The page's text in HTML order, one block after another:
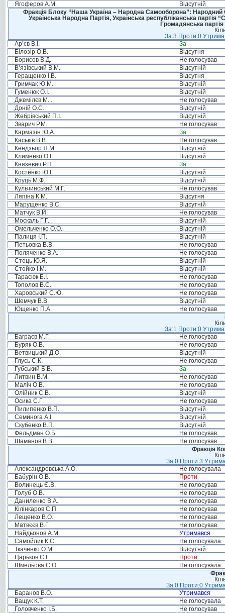
Ягоферов А.М.
Відсутній
Фракція Блоку “Наша Україна – Народна Самооборона”: Народний
Українська Народна Партія, Українська республіканська
Громадянська
За:3 Проти:0
Ар’єв В.І.
За
Білозір О.В.
Відсутня
Борисов В.Д.
Не голосував
В’язівський В.М.
Відсутній
Геращенко І.В.
Відсутня
Гримчак Ю.М.
Відсутній
Гуменюк О.І.
Відсутній
Джемілєв М. .
Не голосував
Доній О.С.
Відсутній
Жебрівський П.І.
Відсутній
Зварич Р.М.
Не голосував
Кармазін Ю.А.
За
Каськів В.В.
Не голосував
Кендзьор Я.М.
Відсутній
Клименко О.І.
Відсутній
Князевич Р.П.
За
Костенко Ю.І.
Відсутній
Круць М.Ф.
Відсутній
Кульчинський М.Г.
Не голосував
Ляпіна К.М.
Відсутня
Марущенко В.С.
Відсутній
Матчук В.Й.
Не голосував
Москаль Г.Г.
Відсутній
Омельченко О.О.
Відсутній
Палиця І.П.
Відсутній
Петьовка В.В.
Не голосував
Поляченко В.А.
Не голосував
Стець Ю.Я.
Відсутній
Стойко І.М.
Відсутній
Тарасюк Б.І.
Не голосував
Тополов В.С.
Не голосував
Харовський С.Ю.
Не голосував
Шемчук В.В.
Відсутній
Ющенко П.А.
Не голосував
За:1 Проти:0
Баграєв М.Г.
Не голосував
Буряк О.В.
Не голосував
Ветвицький Д.О.
Відсутній
Глусь С.К.
Не голосував
Губський Б.В.
За
Литвин В.М.
Не голосував
Маліч О.В.
Не голосував
Олійник С.В.
Відсутній
Осика С.Г.
Не голосував
Пилипенко В.П.
Відсутній
Семинога А.І.
Відсутній
Скубенко В.П.
Відсутній
Фельдман О.Б.
Не голосував
Шаманов В.В.
Не голосував
Фракція
За:0 Проти:3
Александровська А.О.
Не голосувала
Бабурін О.В.
Проти
Волинець Є.В.
Не голосував
Голуб О.В.
Не голосував
Даниленко В.А.
Не голосував
Кілінкаров С.П.
Не голосував
Лещенко В.О.
Не голосував
Матвєєв В.Г.
Не голосував
Найдьонов А.М.
Утримався
Самойлик К.С.
Не голосувала
Ткаченко О.М.
Відсутній
Царьков Є.І.
Проти
Шмельова С.О.
Не голосувала
За:0 Проти:0
Баранов В.О.
Утримався
Ващук К.Т.
Не голосувала
Головченко І.Б.
Не голосував